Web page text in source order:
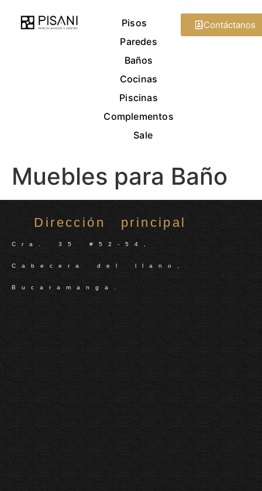
Pisos
Paredes
Baños
Cocinas
Piscinas
Complementos
Sale
Contáctanos
Muebles para Baño
Dirección principal
Cra. 35 #52-54,
Cabecera del llano,
Bucaramanga.